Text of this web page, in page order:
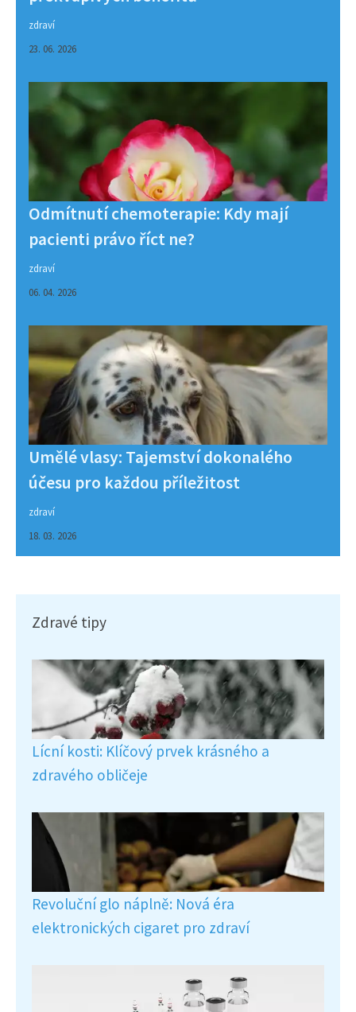
zdraví
23. 06. 2026
Odmítnutí chemoterapie: Kdy mají
pacienti právo říct ne?
zdraví
06. 04. 2026
Umělé vlasy: Tajemství dokonalého
účesu pro každou příležitost
zdraví
18. 03. 2026
Zdravé tipy
Lícní kosti: Klíčový prvek krásného a
zdravého obličeje
Revoluční glo náplně: Nová éra
elektronických cigaret pro zdraví